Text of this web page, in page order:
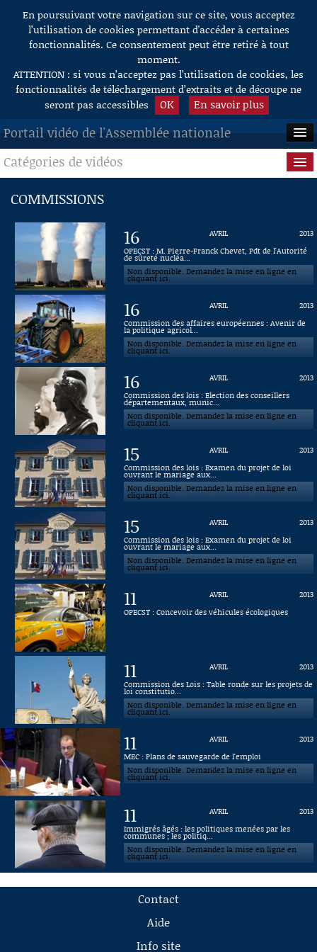
Aller au contenu
En poursuivant votre navigation sur ce site, vous acceptez
l’utilisation de cookies permettant d'accéder à certaines
fonctionnalités. Ce consentement peut être retiré à tout
moment.
ATTENTION : si vous n’acceptez pas l’utilisation de cookies, les
fonctionnalités de téléchargement d’extraits et de découpe ne
seront pas accessibles
OK En savoir plus
Portail vidéo de l'Assemblée nationale
ACCUEIL
EN DIRECT
À LA DEMANDE
RECHERCHE
AIDE À LA DÉCOUPE
DE VIDÉOS
Catégories de vidéos
Questions au Gouvernement
Commissions
Présidence
Évènements
Connaissance, Histoire
COMMISSIONS
16 AVRIL
2013
OPECST : M. Pierre-Franck Chevet, Pdt de l'Autorité
de sûreté nucléa...
Non disponible. Demandez la mise en ligne en
cliquant ici.
16 AVRIL
2013
Commission des affaires européennes : Avenir de
la politique agricol...
Non disponible. Demandez la mise en ligne en
cliquant ici.
16 AVRIL
2013
Commission des lois : Election des conseillers
départementaux, munic...
Non disponible. Demandez la mise en ligne en
cliquant ici.
15 AVRIL
2013
Commission des lois : Examen du projet de loi
ouvrant le mariage aux...
Non disponible. Demandez la mise en ligne en
cliquant ici.
15 AVRIL
2013
Commission des lois : Examen du projet de loi
ouvrant le mariage aux...
Non disponible. Demandez la mise en ligne en
cliquant ici.
11 AVRIL
2013
OPECST : Concevoir des véhicules écologiques
11 AVRIL
2013
Commission des Lois : Table ronde sur les projets de
loi constitutio...
Non disponible. Demandez la mise en ligne en
cliquant ici.
11 AVRIL
2013
MEC : Plans de sauvegarde de l'emploi
Non disponible. Demandez la mise en ligne en
cliquant ici.
11 AVRIL
2013
Immigrés âgés : les politiques menées par les
communes ; les politiq...
Non disponible. Demandez la mise en ligne en
cliquant ici.
Contact
Aide
Info site